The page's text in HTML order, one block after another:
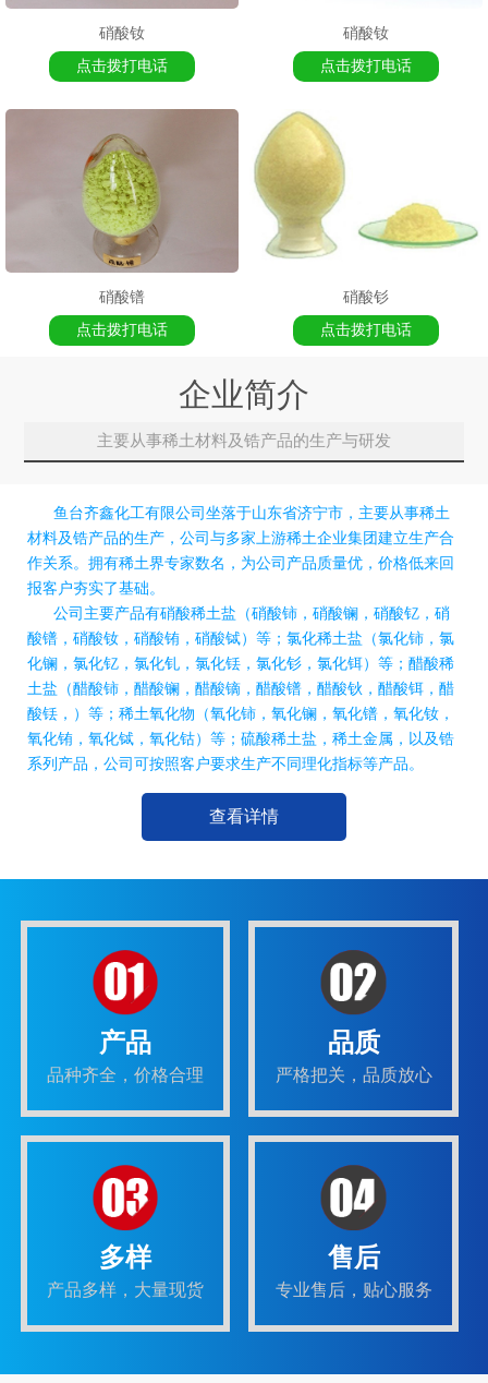
硝酸钕
点击拨打电话
硝酸钕
点击拨打电话
硝酸镨
点击拨打电话
硝酸钐
点击拨打电话
企业简介
主要从事稀土材料及锆产品的生产与研发
鱼台齐鑫化工有限公司坐落于山东省济宁市，主要从事稀土
材料及锆产品的生产，公司与多家上游稀土企业集团建立生产合
作关系。拥有稀土界专家数名，为公司产品质量优，价格低来回
报客户夯实了基础。
公司主要产品有硝酸稀土盐（硝酸铈，硝酸镧，硝酸钇，硝
酸镨，硝酸钕，硝酸铕，硝酸铽）等；氯化稀土盐（氯化铈，氯
化镧，氯化钇，氯化钆，氯化铥，氯化钐，氯化铒）等；醋酸稀
土盐（醋酸铈，醋酸镧，醋酸镝，醋酸镨，醋酸钬，醋酸铒，醋
酸铥，）等；稀土氧化物（氧化铈，氧化镧，氧化镨，氧化钕，
氧化铕，氧化铽，氧化钴）等；硫酸稀土盐，稀土金属，以及锆
系列产品，公司可按照客户要求生产不同理化指标等产品。
查看详情
产品
品种齐全，价格合理
品质
严格把关，品质放心
多样
产品多样，大量现货
售后
专业售后，贴心服务